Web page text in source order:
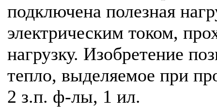
подключена полезная
электрическим током,
нагрузку. Изобретение
тепло, выделяемое при
2 з.п. ф-лы, 1 ил.